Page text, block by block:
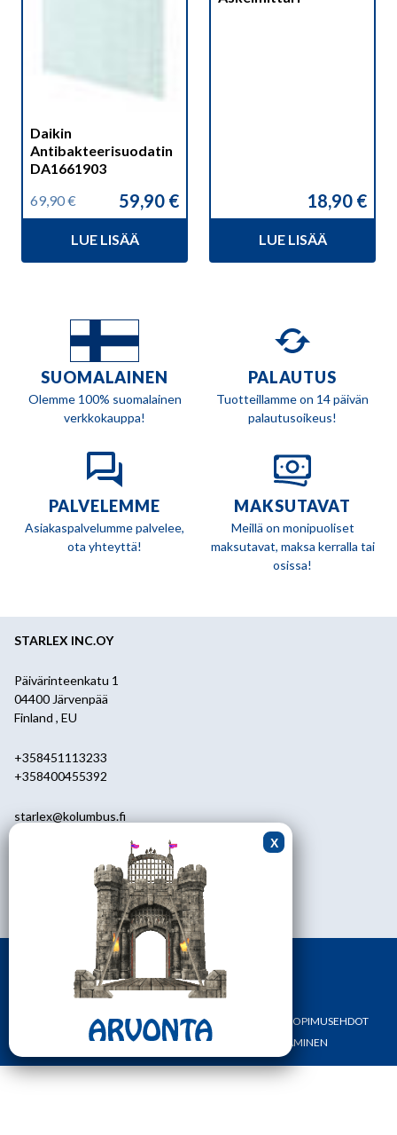
Daikin
Antibakteerisuodatin
DA1661903
69,90€
Alkuperäinen
hinta
69,90 €.
59,90 €
Nykyinen
hinta
59,90 €.
LUE LISÄÄ
18,90 €
LUE LISÄÄ
SUOMALAINEN
Olemme 100% suomalainen
verkkokauppa!
PALAUTUS
Tuotteillamme on 14 päivän
palautusoikeus!
PALVELEMME
Asiakaspalvelumme palvelee,
ota yhteyttä!
MAKSUTAVAT
Meillä on monipuoliset
maksutavat, maksa kerralla tai
osissa!
STARLEX INC.OY
Päivärinteenkatu 1
04400 Järvenpää
Finland , EU
+358451113233
+358400455392
starlex@kolumbus.fi
ark.klo 08.30-17.00
YHTEYSTIEDOT OMA TILI
TILAUS- JA SOPIMUSEHDOT
REKISTERI- JA TIETOSUOJASELOSTE
MAKSAMINEN